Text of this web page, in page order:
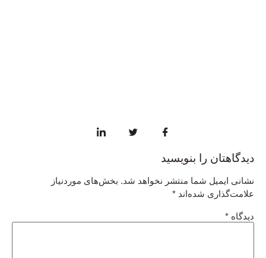
دیدگاهتان را بنویسید
نشانی ایمیل شما منتشر نخواهد شد. بخش‌های موردنیاز
علامت‌گذاری شده‌اند *
دیدگاه *